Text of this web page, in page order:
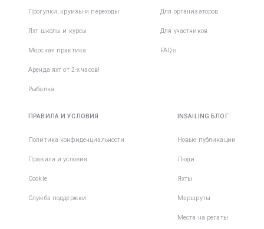
Прогулки, круизы и переходы
Яхт школы и курсы
Морская практика
Аренда яхт от 2-х часов!
Рыбалка
Для организаторов
Для участников
FAQs
ПРАВИЛА И УСЛОВИЯ
Политика конфиденциальности
Правила и условия
Cookie
Служба поддержки
INSAILING БЛОГ
Новые публикации
Люди
Яхты
Маршруты
Места на регаты